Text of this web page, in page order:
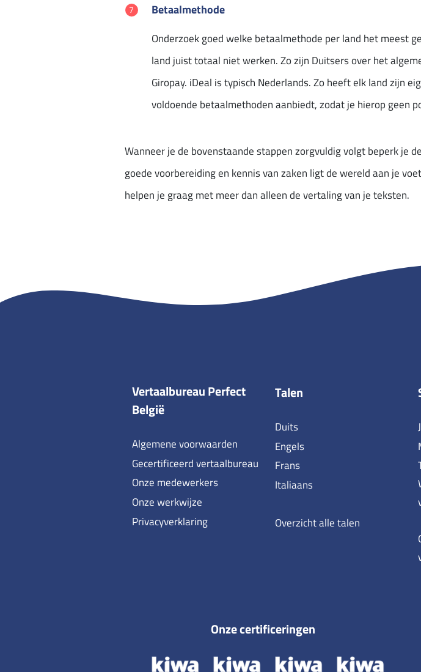
Betaalmethode
Onderzoek goed welke betaalmethode per land het meest
land juist totaal niet werken. Zo zijn Duitsers over het
Giropay. iDeal is typisch Nederlands. Zo heeft elk land zijn
voldoende betaalmethoden aanbiedt, zodat je hierop geen
Wanneer je de bovenstaande stappen zorgvuldig volgt beperk je
goede voorbereiding en kennis van zaken ligt de wereld aan je
helpen je graag met meer dan alleen de vertaling van je teksten.
Vertaalbureau Perfect
België
Algemene voorwaarden
Gecertificeerd vertaalbureau
Onze medewerkers
Onze werkwijze
Privacyverklaring
Talen
Duits
Engels
Frans
Italiaans
Overzicht alle talen
Onze certificeringen